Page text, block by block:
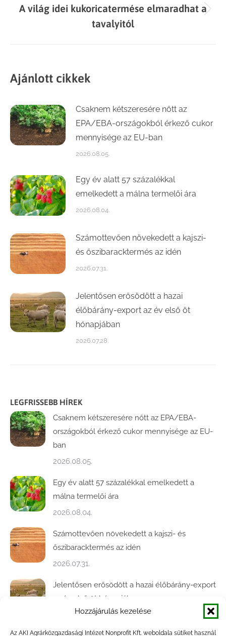
Hozzájárulás kezelése
Az AKI Agrárközgazdasági Intézet Nonprofit Kft. weboldala sütiket használ
Next
post:
A világ idei kukoricatermése elmaradhat a
tavalyitól
Ajánlott cikkek
Csaknem kétszeresére nőtt az
EPA/EBA-országokból érkező cukor
mennyisége az EU-ban
2026.08.05.
Egy év alatt 57 százalékkal
emelkedett a málna termelői ára
2026.08.04.
Számottevően növekedett a kajszi-
és őszibaracktermés az idén
2026.07.31.
Jelentősen erősödött a hazai
élőbárány-export az év első öt
hónapjában
2026.07.28.
LEGFRISSEBB HÍREK
Csaknem kétszeresére nőtt az EPA/EBA-
országokból érkező cukor mennyisége az EU-
ban
2026.08.05.
Egy év alatt 57 százalékkal emelkedett a
málna termelői ára
2026.08.04.
Számottevően növekedett a kajszi- és
őszibaracktermés az idén
2026.07.31.
Jelentősen erősödött a hazai élőbárány-export
az év első öt hónapjában
2026.07.28.